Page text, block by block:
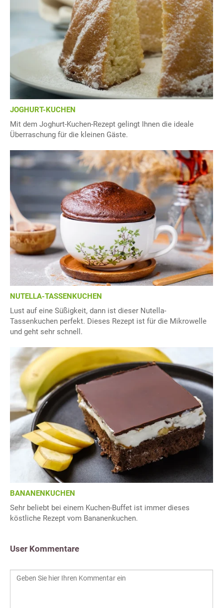
JOGHURT-KUCHEN
Mit dem Joghurt-Kuchen-Rezept gelingt Ihnen die ideale
Überraschung für die kleinen Gäste.
NUTELLA-TASSENKUCHEN
Lust auf eine Süßigkeit, dann ist dieser Nutella-
Tassenkuchen perfekt. Dieses Rezept ist für die Mikrowelle
und geht sehr schnell.
BANANENKUCHEN
Sehr beliebt bei einem Kuchen-Buffet ist immer dieses
köstliche Rezept vom Bananenkuchen.
User Kommentare